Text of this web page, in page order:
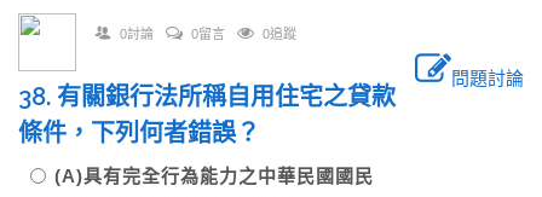
0討論 0留言 0追蹤
問題討論
38. 有關銀行法所稱自用住宅之貸款
條件，下列何者錯誤？
(A)具有完全行為能力之中華民國國民